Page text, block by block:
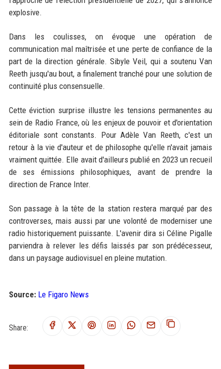
explosive.
Dans les coulisses, on évoque une opération de
communication mal maîtrisée et une perte de confiance de la
part de la direction générale. Sibyle Veil, qui a soutenu Van
Reeth jusqu'au bout, a finalement tranché pour une solution de
continuité plus consensuelle.
Cette éviction surprise illustre les tensions permanentes au
sein de Radio France, où les enjeux de pouvoir et d'orientation
éditoriale sont constants. Pour Adèle Van Reeth, c'est un
retour à la vie d'auteur et de philosophe qu'elle n'avait jamais
vraiment quittée. Elle avait d'ailleurs publié en 2023 un recueil
de ses émissions philosophiques, avant de prendre la
direction de France Inter.
Son passage à la tête de la station restera marqué par des
controverses, mais aussi par une volonté de moderniser une
radio historiquement puissante. L'avenir dira si Céline Pigalle
parviendra à relever les défis laissés par son prédécesseur,
dans un paysage audiovisuel en pleine mutation.
Source: Le Figaro News
Share: